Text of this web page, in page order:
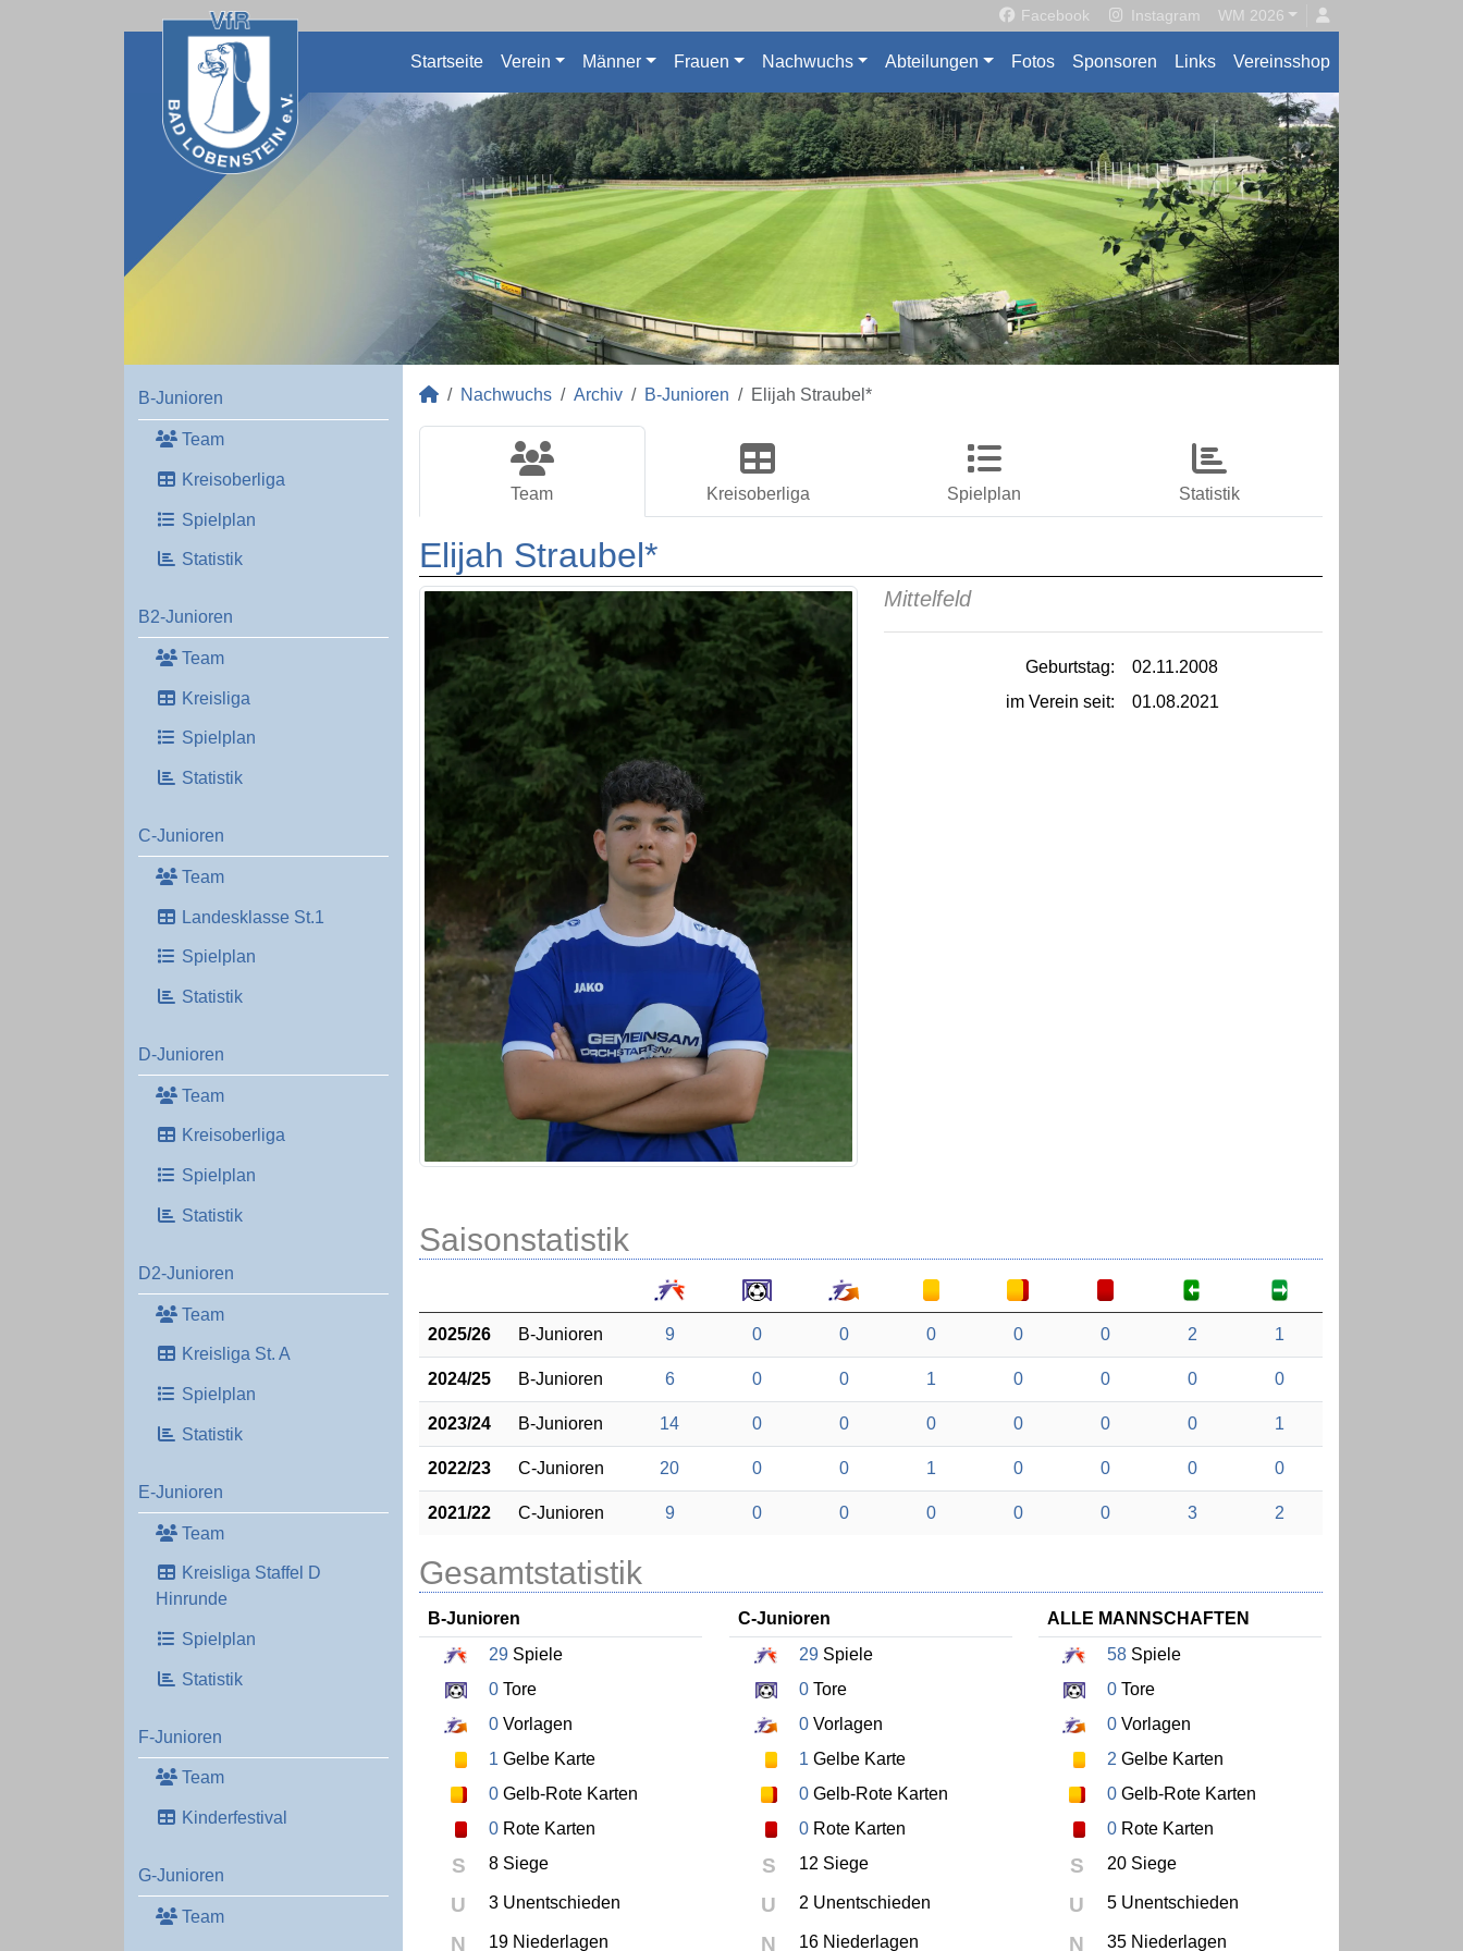
Facebook Instagram WM 2026
Startseite Verein Männer Frauen Nachwuchs Abteilungen Fotos Sponsoren Links Vereinsshop
B-Junioren
Team
Kreisoberliga
Spielplan
Statistik
B2-Junioren
Team
Kreisliga
Spielplan
Statistik
C-Junioren
Team
Landesklasse St.1
Spielplan
Statistik
D-Junioren
Team
Kreisoberliga
Spielplan
Statistik
D2-Junioren
Team
Kreisliga St. A
Spielplan
Statistik
E-Junioren
Team
Kreisliga Staffel D
Hinrunde
Spielplan
Statistik
F-Junioren
Team
Kinderfestival
G-Junioren
Team
Nachwuchs Archiv B-Junioren Elijah Straubel*
Team Kreisoberliga Spielplan Statistik
Elijah Straubel*
Mittelfeld
Geburtstag:
02.11.2008
im Verein seit:
01.08.2021
Saisonstatistik
2025/26 B-Junioren 9 0 0 0 0 0 2 1
2024/25 B-Junioren 6 0 0 1 0 0 0 0
2023/24 B-Junioren 14 0 0 0 0 0 0 1
2022/23 C-Junioren 20 0 0 1 0 0 0 0
2021/22 C-Junioren 9 0 0 0 0 0 3 2
Gesamtstatistik
B-Junioren
29 Spiele
0 Tore
0 Vorlagen
1 Gelbe Karte
0 Gelb-Rote Karten
0 Rote Karten
S 8 Siege
U 3 Unentschieden
N 19 Niederlagen
C-Junioren
29Spiele
0Tore
0Vorlagen
1 Gelbe Karte
0Gelb-Rote Karten
0Rote Karten
S 12 Siege
U 2 Unentschieden
N 16 Niederlagen
ALLE MANNSCHAFTEN
58 Spiele
0 Tore
0 Vorlagen
2 Gelbe Karten
0 Gelb-Rote Karten
0 Rote Karten
S 20 Siege
U 5 Unentschieden
N 35 Niederlagen